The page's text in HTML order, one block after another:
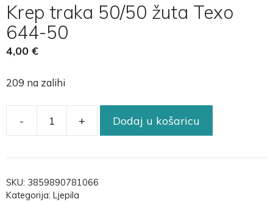
Krep traka 50/50 žuta Texo
644-50
4,00 €
209 na zalihi
- + Dodaj u košaricu
SKU: 3859890781066
Kategorija: Ljepila